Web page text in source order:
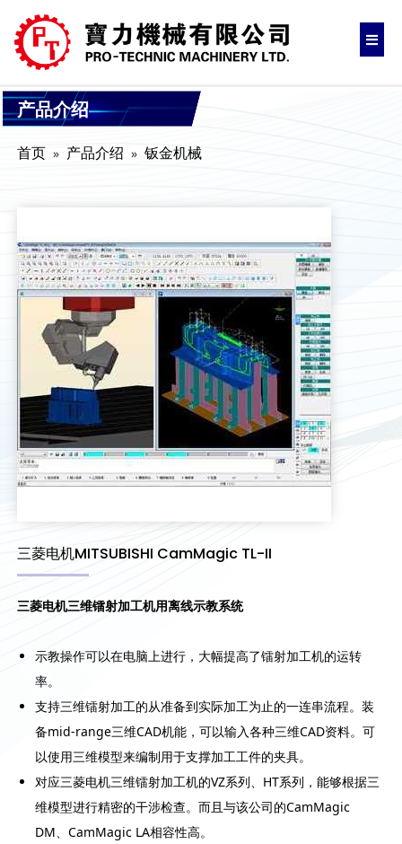
产品介绍
首页 产品介绍 钣金机械
三菱电机MITSUBISHI CamMagic TL-II
三菱电机三维镭射加工机用离线示教系统
示教操作可以在电脑上进行，大幅提高了镭射加工机的运转
率。
支持三维镭射加工的从准备到实际加工为止的一连串流程。装
备mid-range三维CAD机能，可以输入各种三维CAD资料。可
以使用三维模型来编制用于支撑加工工件的夹具。
对应三菱电机三维镭射加工机的VZ系列、HT系列，能够根据三
维模型进行精密的干涉检查。而且与该公司的CamMagic
DM、CamMagic LA相容性高。